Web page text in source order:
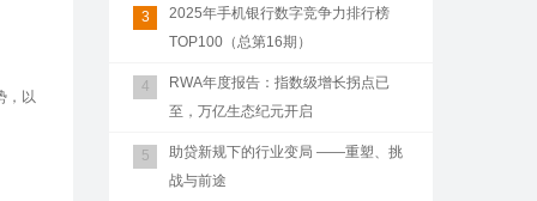
，以
3
2025年手机银行数字竞争力排行榜
TOP100（总第16期）
4
RWA年度报告：指数级增长拐点已
至，万亿生态纪元开启
5
助贷新规下的行业变局 ——重塑、挑
战与前途